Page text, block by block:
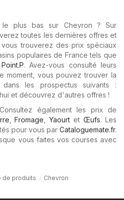
plus bas sur Chevron ? Sur
toutes les dernières offres et
trouverez des prix spéciaux
populaires de France tels que
Point.P. Avez-vous consulté leurs
moment, vous pouvez trouver la
les prospectus suivants :
et découvrez d'autres offres !
également les prix de
,Fromage,Yaourt etŒufs. Les
pour vous par Cataloguemate.fr.
vous faites vos courses avec
de produits Chevron